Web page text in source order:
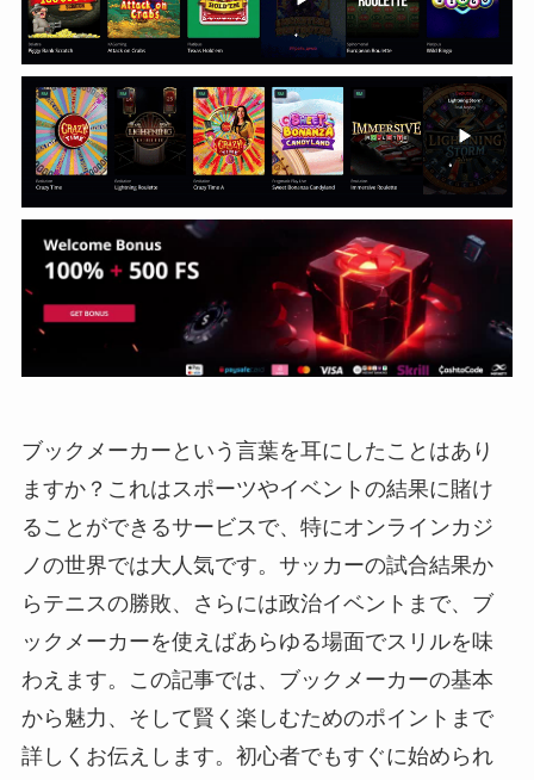
ブックメーカーという言葉を耳にしたことはあり
ますか？これはスポーツやイベントの結果に賭け
ることができるサービスで、特にオンラインカジ
ノの世界では大人気です。サッカーの試合結果か
らテニスの勝敗、さらには政治イベントまで、ブ
ックメーカーを使えばあらゆる場面でスリルを味
わえます。この記事では、ブックメーカーの基本
から魅力、そして賢く楽しむためのポイントまで
詳しくお伝えします。初心者でもすぐに始められ